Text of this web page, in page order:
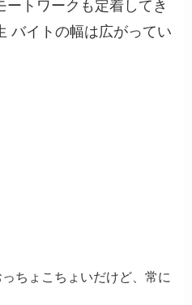
トワークも定着してき
バイトの幅は広がってい
ちょこちょいだけど、常に